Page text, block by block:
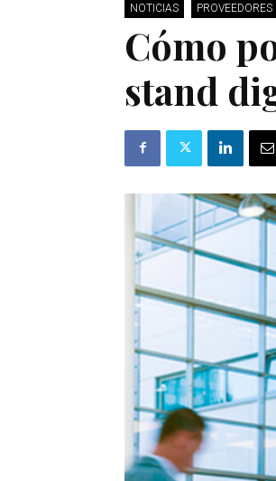
NOTICIAS PROVEEDORES
Cómo
stand